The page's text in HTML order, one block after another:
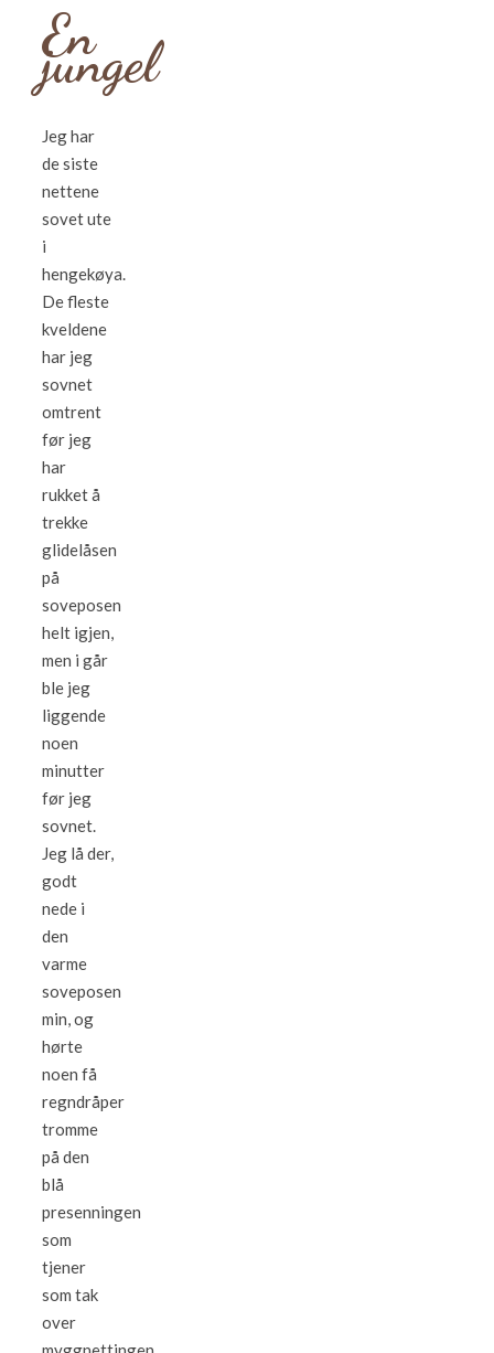
En
jungel
Jeg har
de siste
nettene
sovet ute
i
hengekøya.
De fleste
kveldene
har jeg
sovnet
omtrent
før jeg
har
rukket å
trekke
glidelåsen
på
soveposen
helt igjen,
men i går
ble jeg
liggende
noen
minutter
før jeg
sovnet.
Jeg lå der,
godt
nede i
den
varme
soveposen
min, og
hørte
noen få
regndråper
tromme
på den
blå
presenningen
som
tjener
som tak
over